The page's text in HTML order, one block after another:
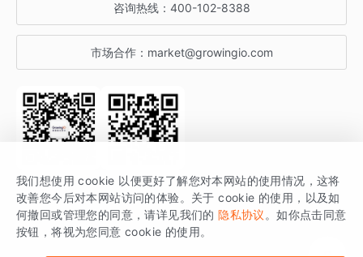
增长博客
开发者文档
SDK 文档
场景指南
增长大会
行业活动
咨询热线： 400-102-8388
市场合作： market@growingio.com
关注公众号 获取更多干货
GrowingIO 是专注于数据智能分析与增长的品牌，核心平台为 GrowingIO
分析云。
我们想使用 cookie 以便更好了解您对本网站的使用情况，这将
改善您今后对本网站访问的体验。关于 cookie 的使用，以及如
何撤回或管理您的同意，请详见我们的 隐私协议 。如你点击同意
按钮，将视为您同意 cookie 的使用。